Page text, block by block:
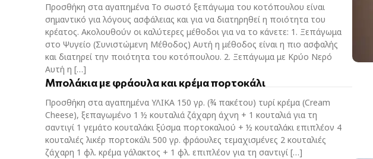
Προσθήκη στα αγαπημένα Το σωστό ξεπάγωμα του κοτόπουλου είναι
σημαντικό για λόγους ασφάλειας και για να διατηρηθεί η ποιότητα του
κρέατος. Ακολουθούν οι καλύτερες μέθοδοι για να το κάνετε: 1. Ξεπάγωμα
στο Ψυγείο (Συνιστώμενη Μέθοδος) Αυτή η μέθοδος είναι η πιο ασφαλής
και διατηρεί την ποιότητα του κοτόπουλου. 2. Ξεπάγωμα με Κρύο Νερό
Αυτή η […]
Μπολάκια µε φράουλα και κρέμα πορτοκάλι
Προσθήκη στα αγαπημένα ΥΛΙΚΑ 150 γρ. (¾ πακέτου) τυρί κρέµα (Cream
Cheese), ξεπαγωµένο 1 ½ κουταλιά ζάχαρη άχνη + 1 κουταλιά για τη
σαντιγί 1 γεµάτο κουταλάκι ξύσµα πορτοκαλιού + ½ κουταλάκι επιπλέον 4
κουταλιές λικέρ πορτοκάλι 500 γρ. φράουλες τεµαχισµένες 2 κουταλιές
ζάχαρη 1 φλ. κρέµα γάλακτος + 1 φλ. επιπλέον για τη σαντιγί […]